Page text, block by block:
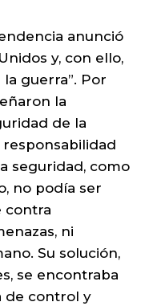
anunció
y, con ello,
guerra”. Por
la
de la
seguridad, como
no podía ser
contra
ni
Su solución,
se encontraba
de control y